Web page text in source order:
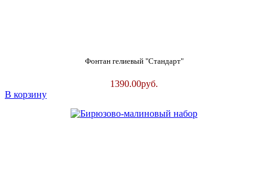
Фонтан гелиевый "Стандарт"
1390.00руб.
В корзину